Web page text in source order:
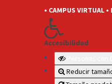
• CAMPUS VIRTUAL •
Accesibilidad
Reducir